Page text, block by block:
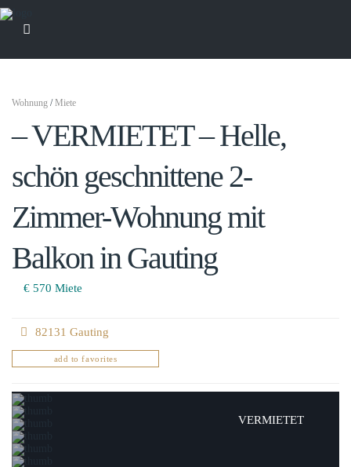
Wohnung /Miete
– VERMIETET – Helle,
schön geschnittene 2-
Zimmer-Wohnung mit
Balkon in Gauting
€ 570 Miete
82131 Gauting
add to favorites
VERMIETET